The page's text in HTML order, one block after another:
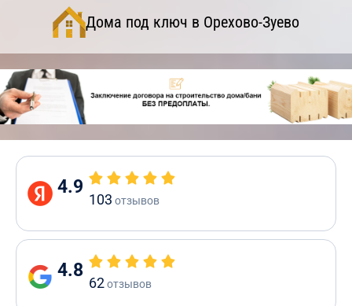
Дома под ключ в Орехово-Зуево
4.9
103 отзывов
4.8
62отзывов